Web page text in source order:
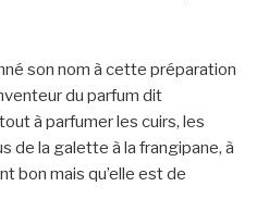
son nom à cette préparation
du parfum dit
à parfumer les cuirs, les
de la galette à la frangipane, à
bon mais qu’elle est de